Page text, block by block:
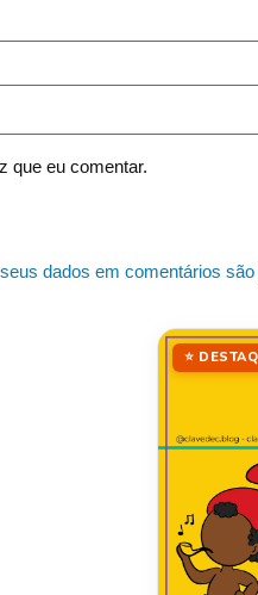
que eu comentar.
dados em comentários
⭐